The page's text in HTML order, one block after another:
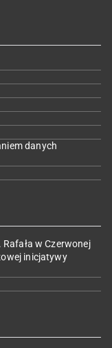
danych
w Czerwonej
inicjatywy